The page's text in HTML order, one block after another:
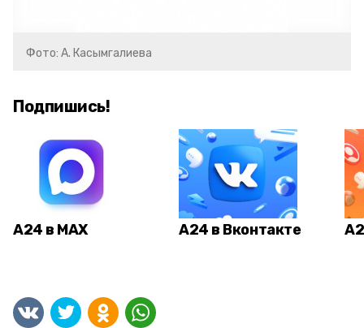
Фото: А. Касымгалиева
Подпишись!
А24 в MAX А24 в Вконтакте